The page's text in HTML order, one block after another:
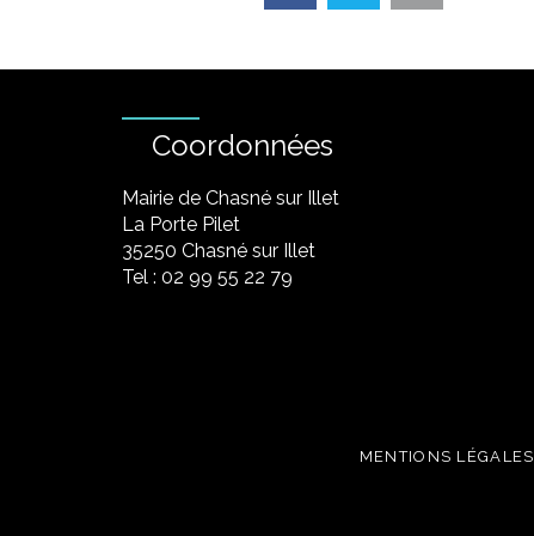
Coordonnées
Mairie de Chasné sur Illet
La Porte Pilet
35250 Chasné sur Illet
Tel : 02 99 55 22 79
MENTIONS LÉGALES